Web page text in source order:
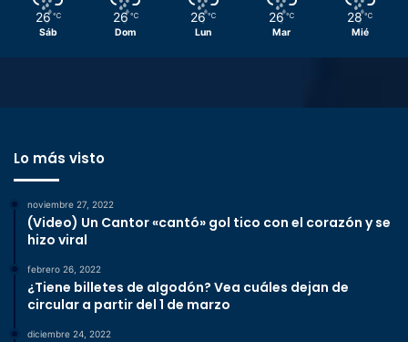
26 ℃
Sáb
26 ℃
Dom
26 ℃
Lun
26 ℃
Mar
28 ℃
Mié
Lo más visto
noviembre 27, 2022
(Video) Un Cantor «cantó» gol tico con el corazón y se
hizo viral
febrero 26, 2022
¿Tiene billetes de algodón? Vea cuáles dejan de
circular a partir del 1 de marzo
diciembre 24, 2022